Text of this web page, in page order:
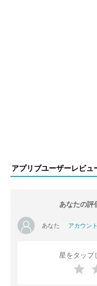
アプリブユーザーレビュ
あなたの評
あなた アカウン
星をタップ